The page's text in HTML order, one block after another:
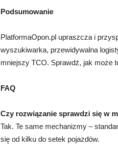
Podsumowanie
PlatformaOpon.pl upraszcza i
wyszukiwarka, przewidywalna
mniejszy TCO. Sprawdź, jak może
FAQ
Czy rozwiązanie sprawdzi się w
Tak. Te same mechanizmy –
się od kilku do setek pojazdów.